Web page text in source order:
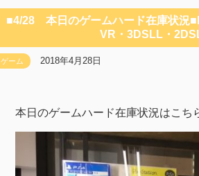
■4/28 本日のゲームハード在庫状況
VR・3DSLL・
ゲーム 2018年4月28日
本日のゲームハード在庫状況はこ